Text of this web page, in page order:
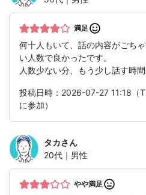
満足
何十人もいて、話の内容がごち
い人数で良かったです。
人数少ない分、もう少し話す時
投稿日時：2026-07-27 11:18（
に参加）
タカさん
20代｜男性
やや満足